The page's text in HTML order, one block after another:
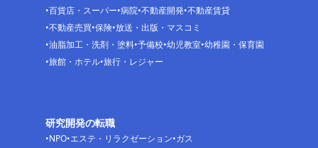
百貨店・スーパー 病院 不動産開発 不動産賃貸
不動産売買 保険 放送・出版・マスコミ
油脂加工・洗剤・塗料 予備校 幼児教室 幼稚園・保育園
旅館・ホテル 旅行・レジャー
研究開発の転職
NPO エステ・リラクゼーション ガス